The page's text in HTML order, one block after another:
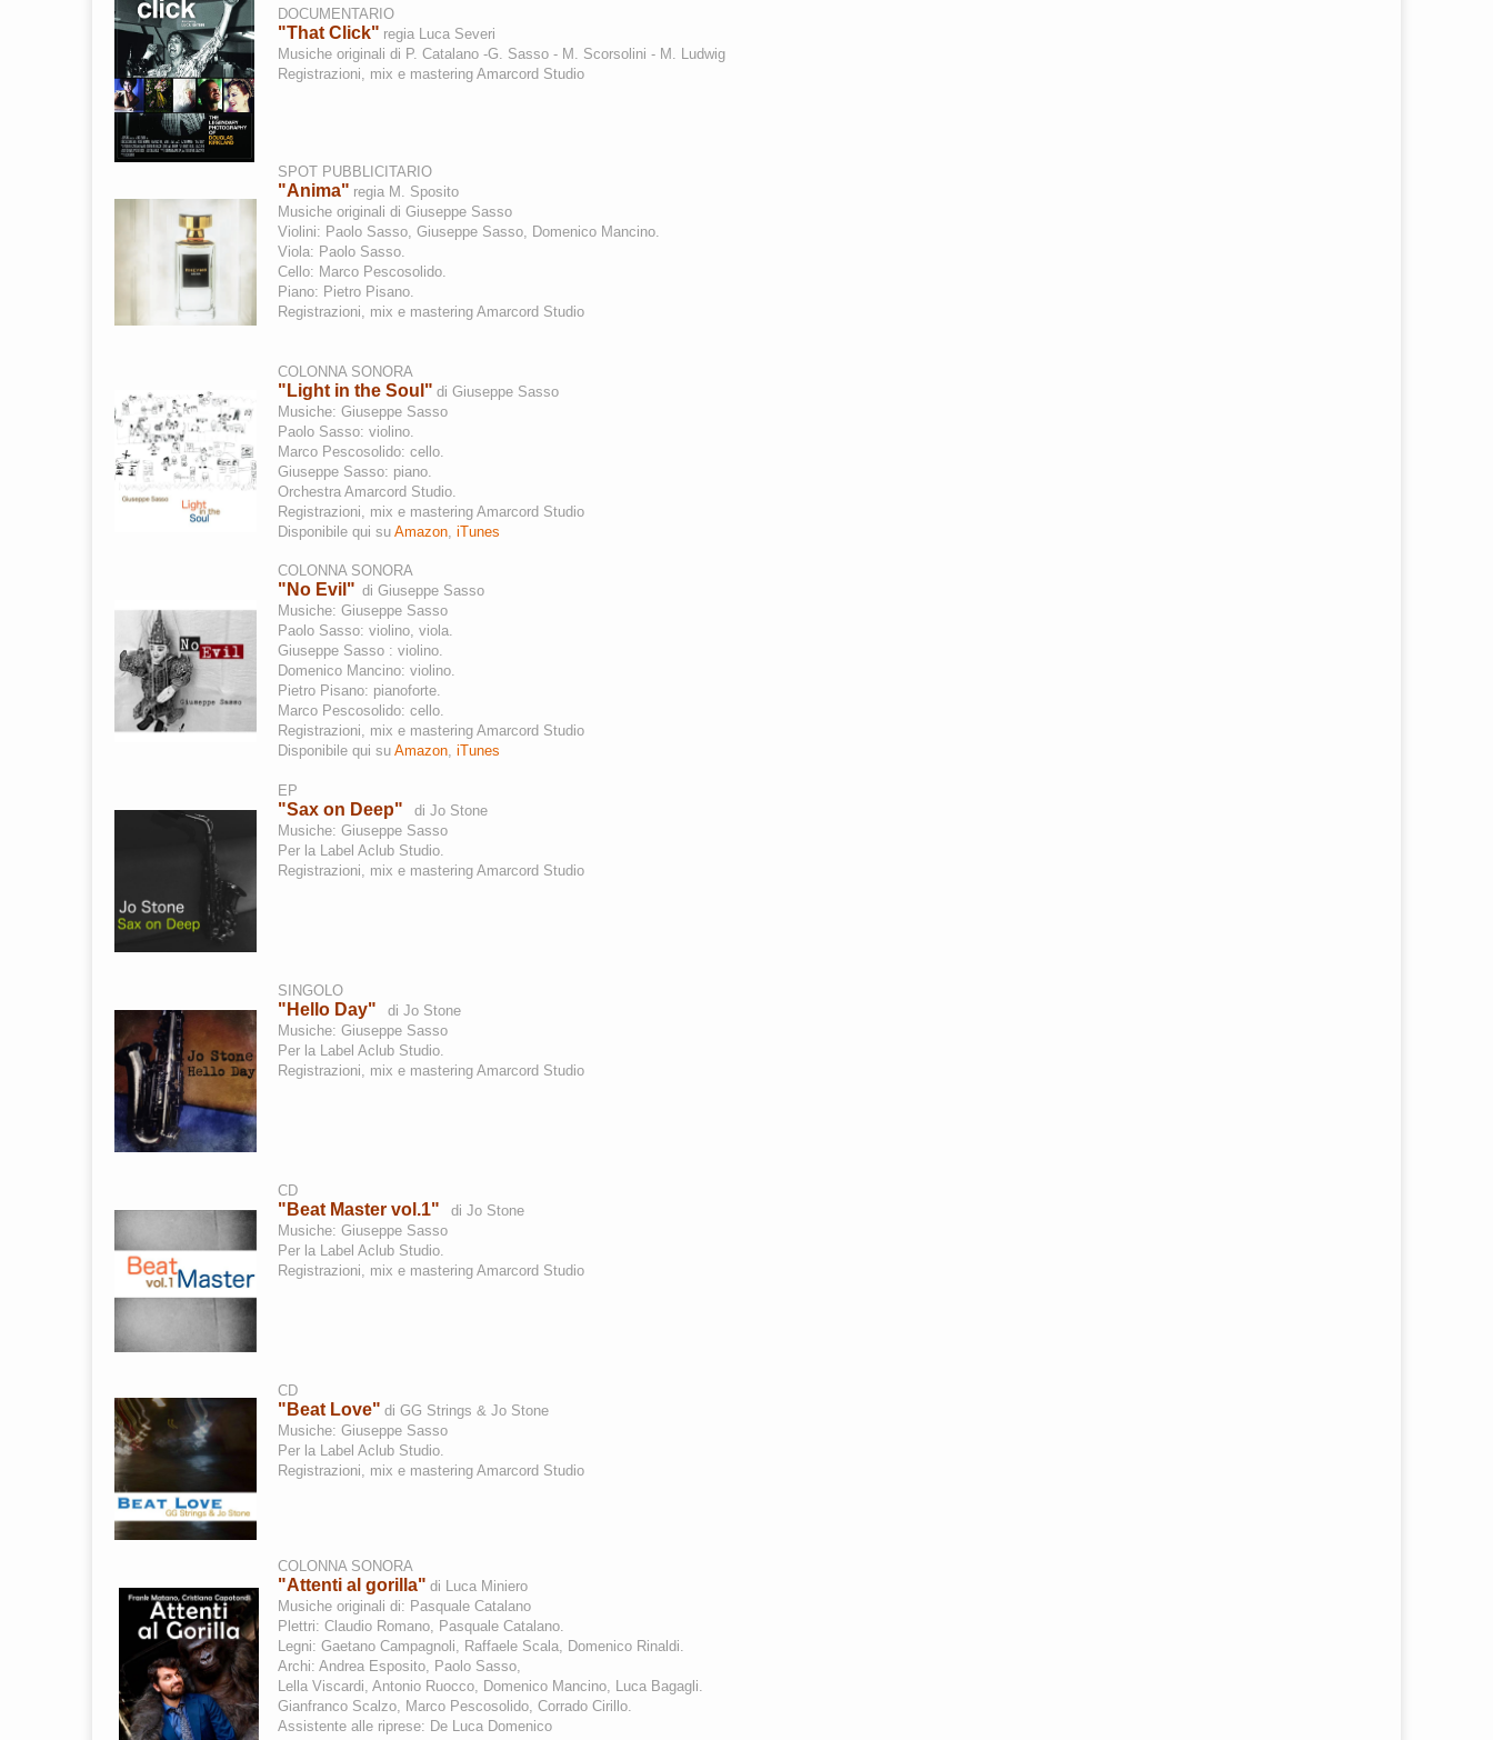
DOCUMENTARIO
"That Click" regia Luca Severi
Musiche originali di P. Catalano -G. Sasso - M. Scorsolini - M. Ludwig
Registrazioni, mix e mastering Amarcord Studio
SPOT PUBBLICITARIO
"Anima" regia M. Sposito
Musiche originali di Giuseppe Sasso
Violini: Paolo Sasso, Giuseppe Sasso, Domenico Mancino.
Viola: Paolo Sasso.
Cello: Marco Pescosolido.
Piano: Pietro Pisano.
Registrazioni, mix e mastering Amarcord Studio
COLONNA SONORA
"Light in the Soul" di Giuseppe Sasso
Musiche: Giuseppe Sasso
Paolo Sasso: violino.
Marco Pescosolido: cello.
Giuseppe Sasso: piano.
Orchestra Amarcord Studio.
Registrazioni, mix e mastering Amarcord Studio
Disponibile qui su Amazon, iTunes
COLONNA SONORA
"No Evil" di Giuseppe Sasso
Musiche: Giuseppe Sasso
Paolo Sasso: violino, viola.
Giuseppe Sasso : violino.
Domenico Mancino: violino.
Pietro Pisano: pianoforte.
Marco Pescosolido: cello.
Registrazioni, mix e mastering Amarcord Studio
Disponibile qui su Amazon, iTunes
EP
"Sax on Deep"
di Jo Stone
Musiche: Giuseppe Sasso
Per la Label Aclub Studio.
Registrazioni, mix e mastering Amarcord Studio
SINGOLO
"Hello Day"
di Jo Stone
Musiche: Giuseppe Sasso
Per la Label Aclub Studio.
Registrazioni, mix e mastering Amarcord Studio
CD
"Beat Master vol.1"
di Jo Stone
Musiche: Giuseppe Sasso
Per la Label Aclub Studio.
Registrazioni, mix e mastering Amarcord Studio
CD
"Beat Love" di GG Strings & Jo Stone
Musiche: Giuseppe Sasso
Per la Label Aclub Studio.
Registrazioni, mix e mastering Amarcord Studio
COLONNA SONORA
"Attenti al gorilla" di Luca Miniero
Musiche originali di: Pasquale Catalano
Plettri: Claudio Romano, Pasquale Catalano.
Legni: Gaetano Campagnoli, Raffaele Scala, Domenico Rinaldi.
Archi: Andrea Esposito, Paolo Sasso,
Lella Viscardi, Antonio Ruocco, Domenico Mancino, Luca Bagagli.
Gianfranco Scalzo, Marco Pescosolido, Corrado Cirillo.
Assistente alle riprese: De Luca Domenico